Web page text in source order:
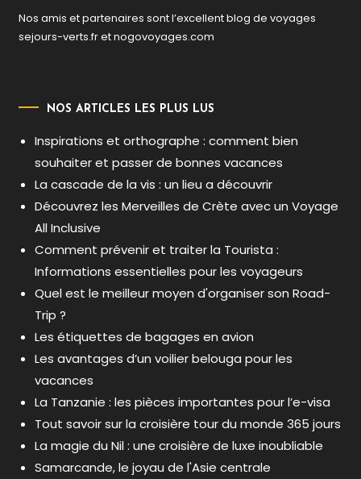
Nos amis et partenaires sont l’excellent blog de voyages
sejours-verts.fretnogovoyages.com
NOS ARTICLES LES PLUS LUS
Inspirations et orthographe : comment bien
souhaiter et passer de bonnes vacances
La cascade de la vis : un lieu a découvrir
Découvrez les Merveilles de Crète avec un Voyage
All Inclusive
Comment prévenir et traiter la Tourista :
Informations essentielles pour les voyageurs
Quel est le meilleur moyen d'organiser son Road-
Trip ?
Les étiquettes de bagages en avion
Les avantages d’un voilier belouga pour les
vacances
La Tanzanie : les pièces importantes pour l’e-visa
Tout savoir sur la croisière tour du monde 365 jours
La magie du Nil : une croisière de luxe inoubliable
Samarcande, le joyau de l'Asie centrale